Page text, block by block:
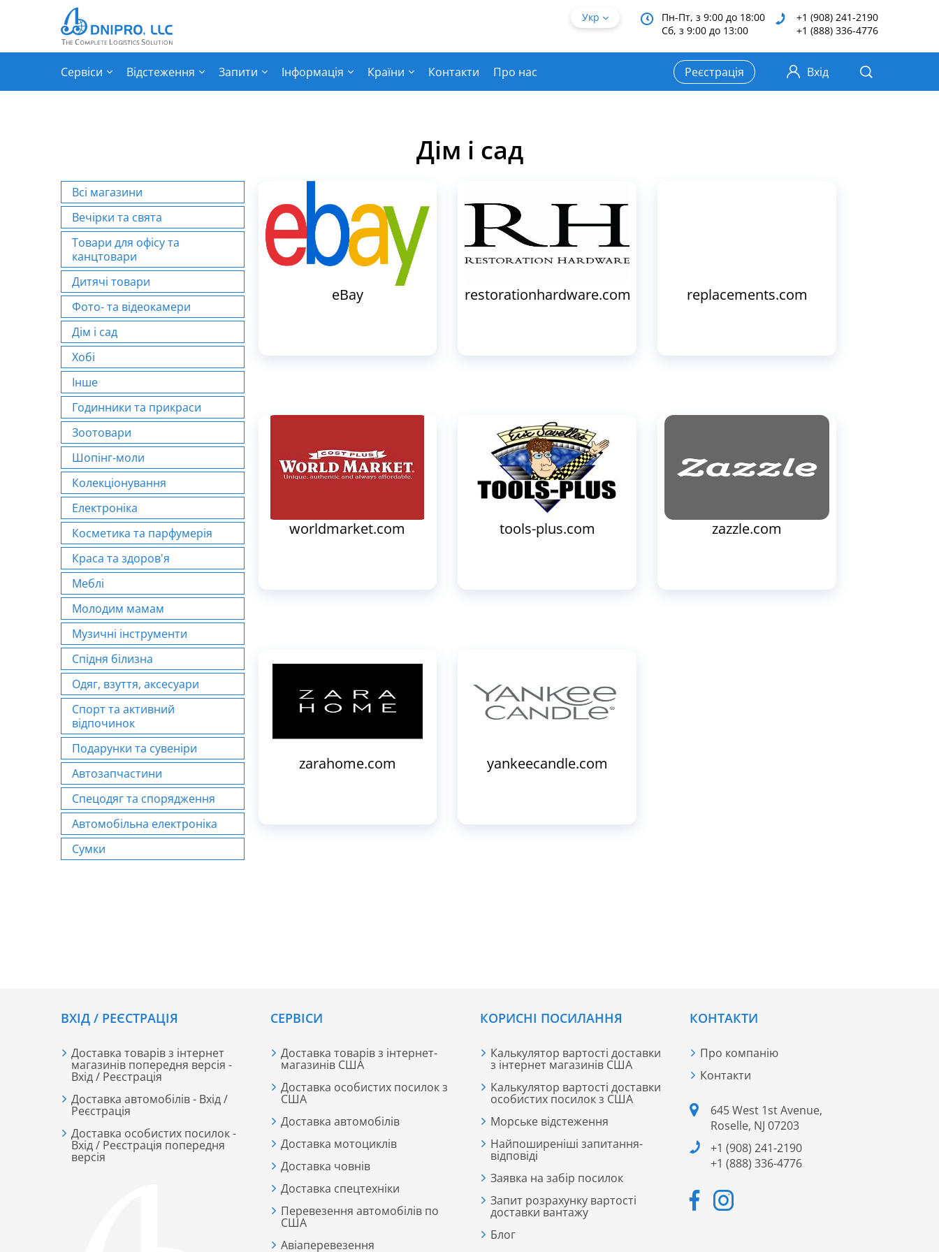
Дім і сад
Всі магазини
Вечірки та свята
Товари для офісу та
канцтовари
Дитячі товари
Фото- та відеокамери
Дім і сад
Хобі
Інше
Годинники та прикраси
Зоотовари
Шопінг-моли
Колекціонування
Електроніка
Косметика та парфумерія
Краса та здоров'я
Меблі
Молодим мамам
Музичні інструменти
Спідня білизна
Одяг, взуття, аксесуари
Спорт та активний
відпочинок
Подарунки та сувеніри
Автозапчастини
Спецодяг та спорядження
Автомобільна електроніка
Сумки
eBay restorationhardware.com replacements.com
worldmarket.com tools-plus.com zazzle.com
zarahome.com yankeecandle.com
Укр
Пн-Пт, з 9:00 до 18:00
Сб, з 9:00 до 13:00
+1 (908) 241-2190
+1 (888) 336-4776
Сервіси Відстеження Запити Інформація Країни Контакти Про нас Реєстрація Вхід
ВХІД / РЕЄСТРАЦІЯ
Доставка товарів з інтернет
магазинів попередня версія -
Вхід / Реєстрація
Доставка автомобілів - Вхід /
Реєстрація
Доставка особистих посилок -
Вхід / Реєстрація попередня
версія
CЕРВІСИ
Доставка товарів з інтернет-
магазинів США
Доставка особистих посилок з
США
Доставка автомобілів
Доставка мотоциклів
Доставка човнів
Доставка спецтехніки
Перевезення автомобілів по
США
Авіаперевезення
КОРИСНІ ПОСИЛАННЯ
Калькулятор вартості доставки
з інтернет магазинів США
Калькулятор вартості доставки
особистих посилок з США
Морське відстеження
Найпоширеніші запитання-
відповіді
Заявка на забір посилок
Запит розрахунку вартості
доставки вантажу
Блог
КОНТАКТИ
Про компанію
Контакти
645 West 1st Avenue,
Roselle, NJ 07203
+1 (908) 241-2190
+1 (888) 336-4776